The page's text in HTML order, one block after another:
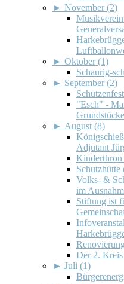
► November (2)
► Oktober (1)
Schaurig-
► September (2)
"Esch" -
► August (8)
Adjutant
Kinderthron
Schutzhütte
Volks- &
im
Stiftung ist
Der 2.
► Juli (1)